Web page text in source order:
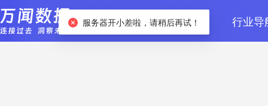
首页 数据检索 行业导
服务器开小差啦，请稍后再试！